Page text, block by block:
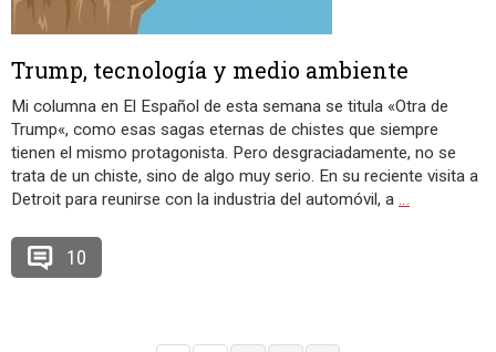
Trump, tecnología y medio ambiente
Mi columna en El Español de esta semana se titula «Otra de
Trump«, como esas sagas eternas de chistes que siempre
tienen el mismo protagonista. Pero desgraciadamente, no se
trata de un chiste, sino de algo muy serio. En su reciente visita a
Detroit para reunirse con la industria del automóvil, a …
10